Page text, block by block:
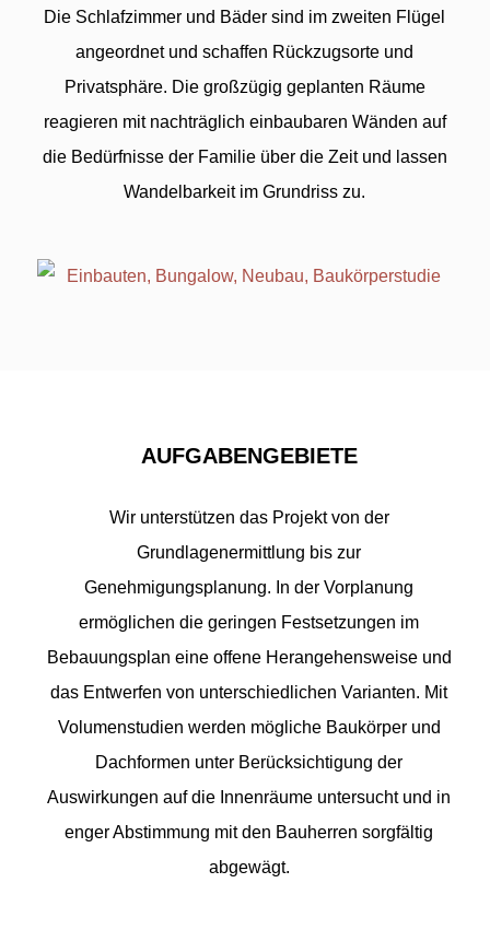
Die Schlafzimmer und Bäder sind im zweiten Flügel
angeordnet und schaffen Rückzugsorte und
Privatsphäre. Die großzügig geplanten Räume
reagieren mit nachträglich einbaubaren Wänden auf
die Bedürfnisse der Familie über die Zeit und lassen
Wandelbarkeit im Grundriss zu.
AUFGABENGEBIETE
Wir unterstützen das Projekt von der
Grundlagenermittlung bis zur
Genehmigungsplanung. In der Vorplanung
ermöglichen die geringen Festsetzungen im
Bebauungsplan eine offene Herangehensweise und
das Entwerfen von unterschiedlichen Varianten. Mit
Volumenstudien werden mögliche Baukörper und
Dachformen unter Berücksichtigung der
Auswirkungen auf die Innenräume untersucht und in
enger Abstimmung mit den Bauherren sorgfältig
abgewägt.